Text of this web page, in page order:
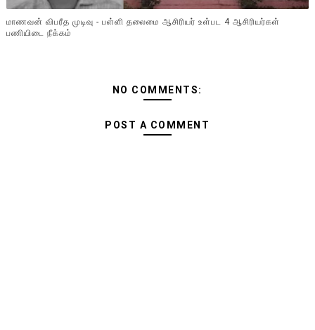
மாணவன் விபரீத முடிவு - பள்ளி தலைமை ஆசிரியர் உள்பட 4 ஆசிரியர்கள்
பணியிடை நீக்கம்
NO COMMENTS:
POST A COMMENT